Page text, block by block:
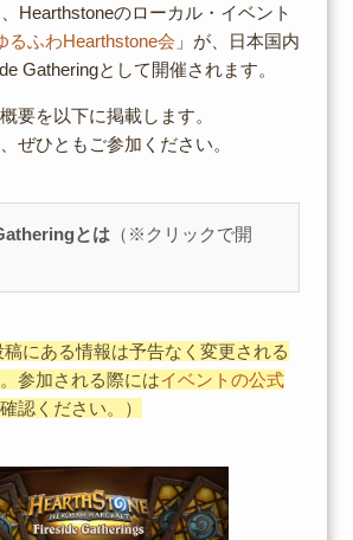
Hearthstoneのローカル・イベント
るふわHearthstone会 」が、日本国内
Gatheringとして開催されます。
要を以下に掲載します。
ぜひともご参加ください。
とは （※クリックで開
にある情報は予告なく変更される
参加される際にはイベントの公式
認ください。）